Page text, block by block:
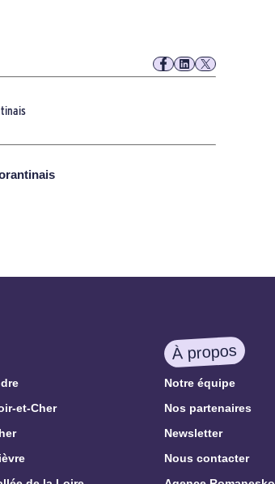
et-Cher
À propos
Notre équipe
Nos partenaires
Newsletter
Nous contacter